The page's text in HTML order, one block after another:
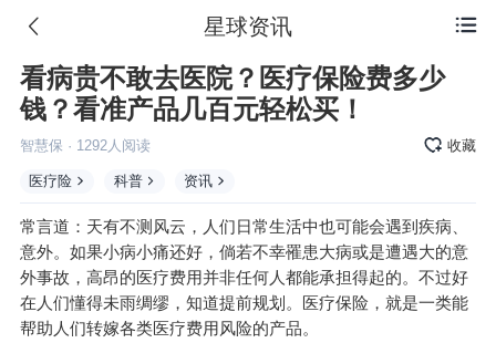
 星球资讯
看病贵不敢去医院？医疗保险费多少
钱？看准产品几百元轻松买！
智慧保 · 1292人阅读 收藏
医疗险 科普 资讯
常言道：天有不测风云，人们日常生活中也可能会遇到疾病、
意外。如果小病小痛还好，倘若不幸罹患大病或是遭遇大的意
外事故，高昂的医疗费用并非任何人都能承担得起的。不过好
在人们懂得未雨绸缪，知道提前规划。医疗保险，就是一类能
帮助人们转嫁各类医疗费用风险的产品。